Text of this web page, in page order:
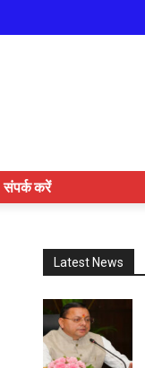
संपर्क करें
Latest News